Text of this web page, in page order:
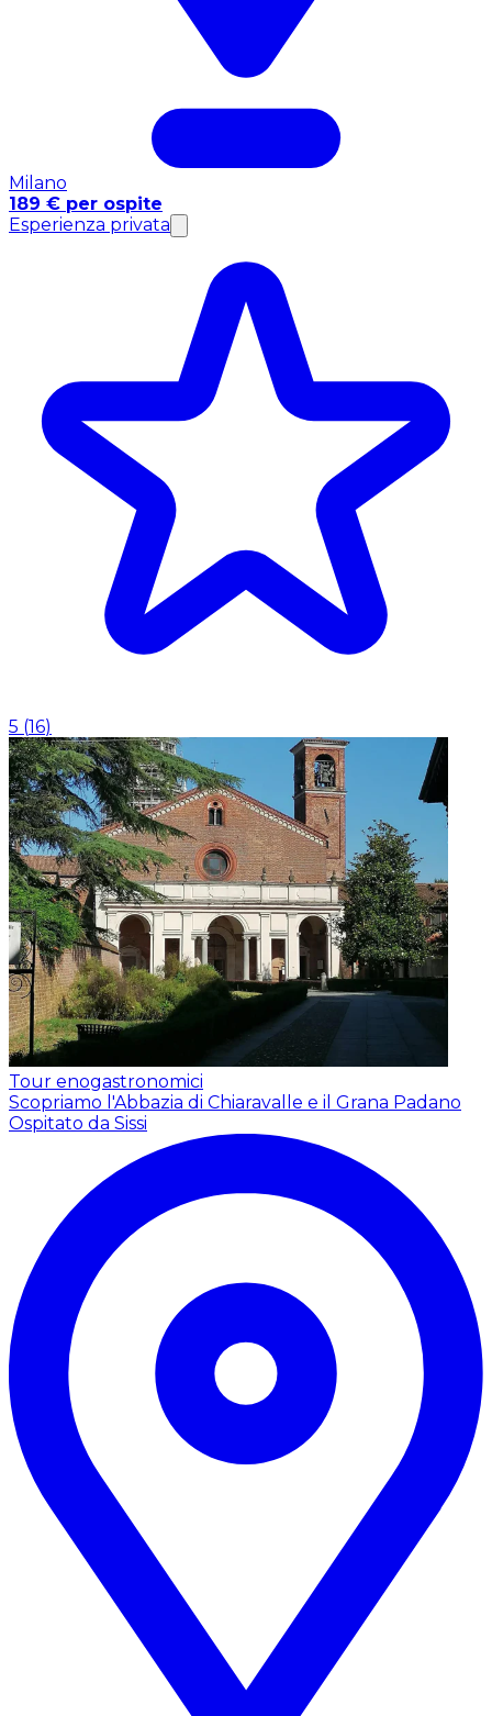
Milano
189 € per ospite
Esperienza privata
5 (16)
Tour enogastronomici
Scopriamo l'Abbazia di Chiaravalle e il Grana Padano
Ospitato da Sissi